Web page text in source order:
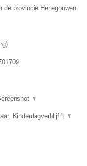
de provincie Henegouwen.
)
▼
Kinderdagverblijf 't ▼